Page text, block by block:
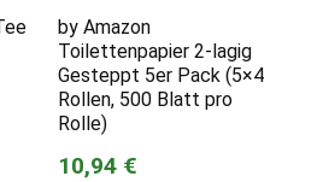
by Amazon
Toilettenpapier 2-lagig
Gesteppt 5er Pack (5×4
Rollen, 500 Blatt pro
Rolle)
10,94 €